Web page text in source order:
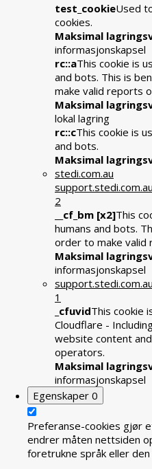
test_cookieUsed
cookies.
Maksimal
informasjonskapsel
rc::aThis cookie is
and bots. This is
make valid reports
Maksimal
lokal lagring
rc::cThis cookie is
and bots.
Maksimal
stedi.com.au
support.stedi.com.au
2
__cf_bm [x2]This
humans and bots.
order to make
Maksimal
informasjonskapsel
support.stedi.com.au
1
_cfuvidThis cookie
Cloudflare -
website content
operators.
Maksimal
informasjonskapsel
Egenskaper 0
Preferanse-cookies gjør
endrer måten nettsiden
foretrukne språk eller